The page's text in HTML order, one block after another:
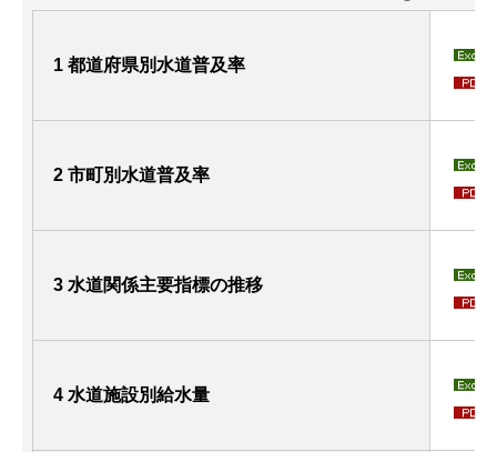
1 都道府県別水道普及率
2 市町別水道普及率
3 水道関係主要指標の推移
4 水道施設別給水量